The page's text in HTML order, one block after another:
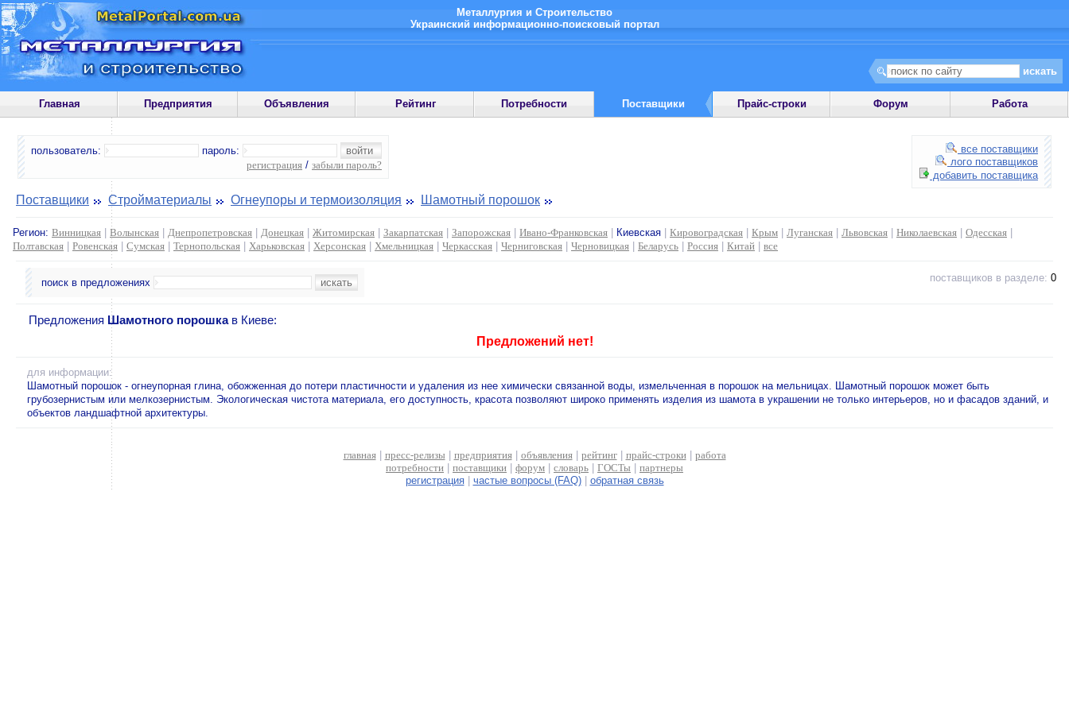
Металлургия и Строительство
Украинский информационно-поисковый портал
Главная Предприятия Объявления Рейтинг Потребности Поставщики Прайс-строки Форум Работа
пользователь:
пароль:
регистрация / забыли пароль?
все поставщики
лого поставщиков
добавить поставщика
Поставщики Стройматериалы Огнеупоры и термоизоляция Шамотный порошок
Регион: Винницкая Волынская Днепропетровская Донецкая Житомирская Закарпатская Запорожская Ивано-Франковская Киевская Кировоградская Крым Луганская Львовская Николаевская Одесская
Полтавская
Ровенская Сумская Тернопольская Харьковская Херсонская Хмельницкая Черкасская Черниговская Черновицкая Беларусь Россия Китай все
поиск в предложениях поставщиков в разделе: 0
Предложения Шамотного порошкав Киеве:
Предложений нет!
для информации:
Шамотный порошок - огнеупорная глина, обожженная до потери пластичности и удаления из нее химически связанной воды, измельченная в порошок на мельницах. Шамотный порошок может быть
грубозернистым или мелкозернистым. Экологическая чистота материала, его доступность, красота позволяют широко применять изделия из шамота в украшении не только интерьеров, но и фасадов зданий, и
объектов ландшафтной архитектуры.
главная| пресс-релизы предприятия| объявления| рейтинг| прайс-строки| работа
потребности
поставщики форум словарь ГОСТы
партнеры
регистрация| частые вопросы (FAQ)| обратная связь